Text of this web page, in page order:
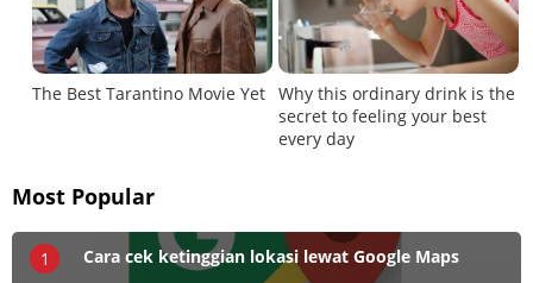
Most Popular
1 Cara cek ketinggian lokasi lewat Google Maps